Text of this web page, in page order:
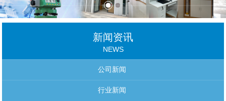
新闻资讯
NEWS
公司新闻
行业新闻